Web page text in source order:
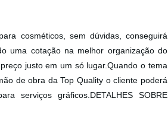
cosméticos, sem dúvidas, conseguirá
uma cotação na melhor organização do
justo em um só lugar.Quando o tema
de obra da Top Quality o cliente poderá
serviços gráficos.DETALHES SOBRE